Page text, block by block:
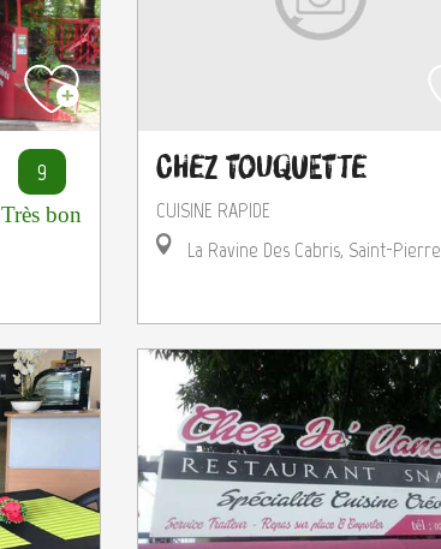
9
Très bon
Chez Touquette
CUISINE RAPIDE
La Ravine Des Cabris, Saint-Pierre